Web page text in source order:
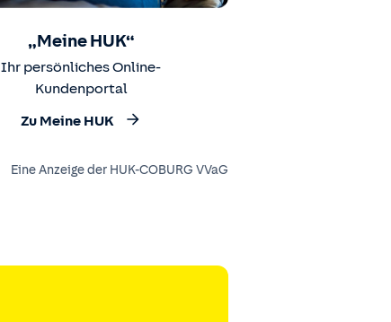
„Meine HUK“
Ihr persönliches Online-
Kundenportal
Zu Meine HUK
Eine Anzeige der HUK-COBURG VVaG